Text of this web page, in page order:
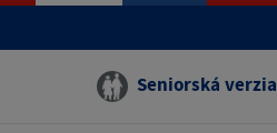
Seniorská verzia